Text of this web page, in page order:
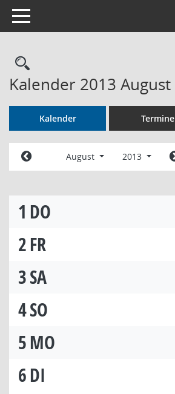
Toggle navigation
Rechercheauswahl
Kalender 2013 August
Kalender Termine
August 2013
1 DO
2FR
3SA
4SO
5MO
6DI